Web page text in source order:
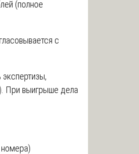
(полное
с
При выигрыше дела